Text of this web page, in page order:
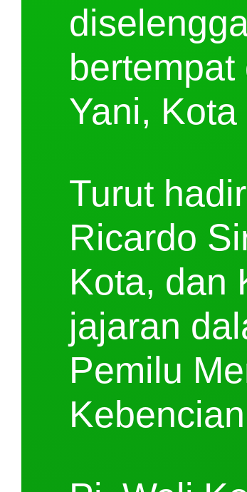
Yani,
Turut
Ricardo
Kota, dan
jajaran
Pemilu